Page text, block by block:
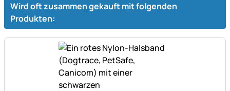
Wird oft zusammen gekauft mit folgenden
Produkten: